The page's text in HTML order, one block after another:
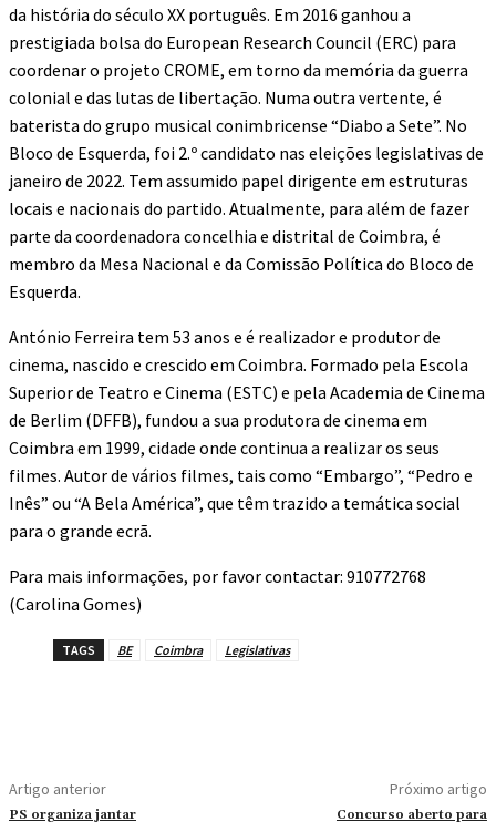
da história do século XX português. Em 2016 ganhou a
prestigiada bolsa do European Research Council (ERC) para
coordenar o projeto CROME, em torno da memória da guerra
colonial e das lutas de libertação. Numa outra vertente, é
baterista do grupo musical conimbricense “Diabo a Sete”. No
Bloco de Esquerda, foi 2.º candidato nas eleições legislativas de
janeiro de 2022. Tem assumido papel dirigente em estruturas
locais e nacionais do partido. Atualmente, para além de fazer
parte da coordenadora concelhia e distrital de Coimbra, é
membro da Mesa Nacional e da Comissão Política do Bloco de
Esquerda.
António Ferreira tem 53 anos e é realizador e produtor de
cinema, nascido e crescido em Coimbra. Formado pela Escola
Superior de Teatro e Cinema (ESTC) e pela Academia de Cinema
de Berlim (DFFB), fundou a sua produtora de cinema em
Coimbra em 1999, cidade onde continua a realizar os seus
filmes. Autor de vários filmes, tais como “Embargo”, “Pedro e
Inês” ou “A Bela América”, que têm trazido a temática social
para o grande ecrã.
Para mais informações, por favor contactar: 910772768
(Carolina Gomes)
TAGS BE Coimbra Legislativas
Artigo anterior
PS organiza jantar
Próximo artigo
Concurso aberto para